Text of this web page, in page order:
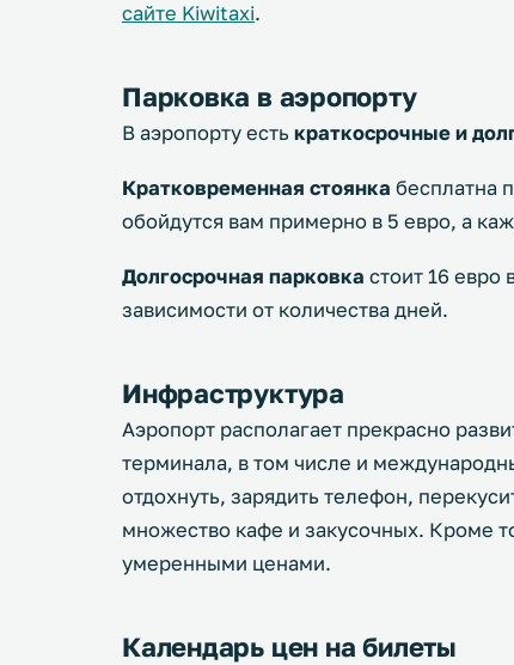
сайте Kiwitaxi.
Парковка в аэропорту
В аэропорту есть краткосрочные и
Кратковременная стоянка бесплатна
обойдутся вам примерно в 5 евро, а
Долгосрочная парковка стоит 16 евро
зависимости от количества дней.
Инфраструктура
Аэропорт располагает прекрасно
терминала, в том числе и
отдохнуть, зарядить телефон,
множество кафе и закусочных. Кроме
умеренными ценами.
Календарь цен на билеты